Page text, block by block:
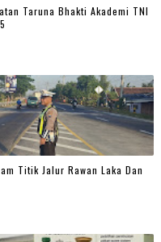
Taruna Bhakti Akademi TNI
Titik Jalur Rawan Laka Dan